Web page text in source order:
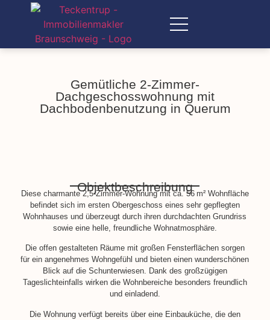
Gemütliche 2-Zimmer-
Dachgeschosswohnung mit
Dachbodenbenutzung in Querum
Objektbeschreibung
Diese charmante 2,5-Zimmer-Wohnung mit ca. 56 m² Wohnfläche
befindet sich im ersten Obergeschoss eines sehr gepflegten
Wohnhauses und überzeugt durch ihren durchdachten Grundriss
sowie eine helle, freundliche Wohnatmosphäre.
Die offen gestalteten Räume mit großen Fensterflächen sorgen
für ein angenehmes Wohngefühl und bieten einen wunderschönen
Blick auf die Schunterwiesen. Dank des großzügigen
Tageslichteinfalls wirken die Wohnbereiche besonders freundlich
und einladend.
Die Wohnung verfügt bereits über eine Einbauküche, die den